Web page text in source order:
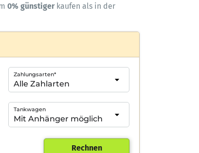
0% günstigerkaufen als in der
Zahlungsarten*
Tankwagen
Rechnen